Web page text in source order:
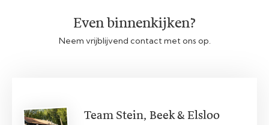
Even binnenkijken?
Neem vrijblijvend contact met ons op.
Team Stein, Beek & Elsloo